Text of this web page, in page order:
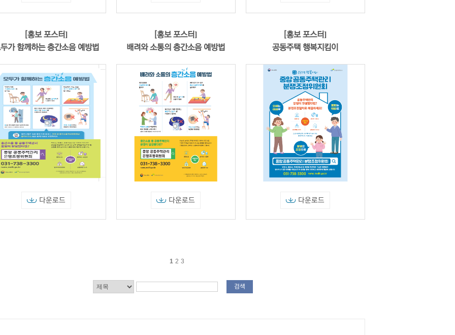
[홍보 포스터]
가 함께하는 층간소음 예방법
다운로드
[홍보 포스터]
배려와 소통의 층간소음 예방법
다운로드
[홍보 포스터]
공동주택 행복지킴이
다운로드
1 2 3
검색